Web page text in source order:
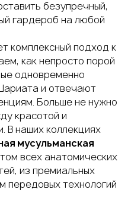
безупречный,
гардероб на любой
комплексный подход к
как непросто порой
одновременно
и отвечают
Больше не нужно
красотой и
В наших коллекциях
мусульманская
всех анатомических
из премиальных
передовых технологий